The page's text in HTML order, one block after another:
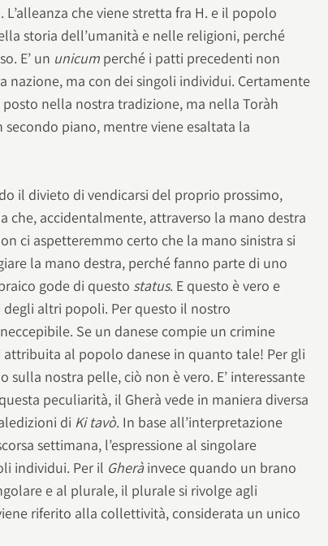
L’alleanza che viene stretta fra H. e il popolo
storia dell’umanità e nelle religioni, perché
E’ un unicum perché i patti precedenti non
nazione, ma con dei singoli individui. Certamente
nella nostra tradizione, ma nella Toràh
secondo piano, mentre viene esaltata la
il divieto di vendicarsi del proprio prossimo,
che, accidentalmente, attraverso la mano destra
ci aspetteremmo certo che la mano sinistra si
la mano destra, perché fanno parte di uno
gode di questo status. E questo è vero e
altri popoli. Per questo il nostro
Se un danese compie un crimine
al popolo danese in quanto tale! Per gli
sulla nostra pelle, ciò non è vero. E’ interessante
peculiarità, il Gherà vede in maniera diversa
di Ki tavò. In base all’interpretazione
settimana, l’espressione al singolare
individui. Per il Gheràinvece quando un brano
e al plurale, il plurale si rivolge agli
riferito alla collettività, considerata un unico